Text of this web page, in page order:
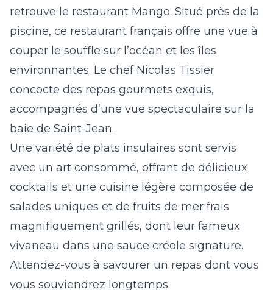
retrouve le restaurant Mango. Situé près de la
piscine, ce restaurant français offre une vue à
couper le souffle sur l’océan et les îles
environnantes. Le chef Nicolas Tissier
concocte des repas gourmets exquis,
accompagnés d’une vue spectaculaire sur la
baie de Saint-Jean.
Une variété de plats insulaires sont servis
avec un art consommé, offrant de délicieux
cocktails et une cuisine légère composée de
salades uniques et de fruits de mer frais
magnifiquement grillés, dont leur fameux
vivaneau dans une sauce créole signature.
Attendez-vous à savourer un repas dont vous
vous souviendrez longtemps.